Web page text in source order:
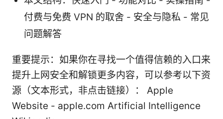
付费与免费 VPN 的取舍 - 安全与隐私 - 常见
问题解答
重要提示：如果你在寻找一个值得信赖的入口来
提升上网安全和解锁更多内容，可以参考以下资
源（文本形式，非点击链接）： Apple
Website - apple.com Artificial Intelligence